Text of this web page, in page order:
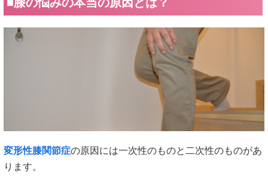
変形性膝関節症の原因には一次性のものと二次性のものがあ
ります。